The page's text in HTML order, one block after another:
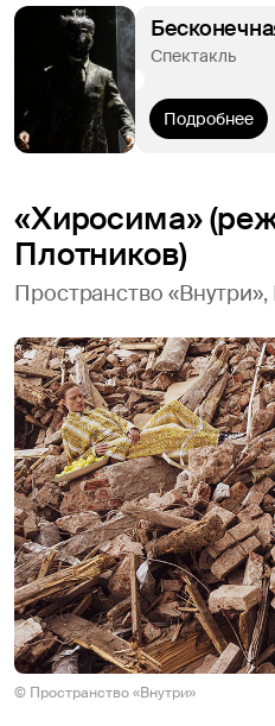
Спектакль
Подробнее
«Хиросима»
Плотников)
Пространство
© Пространство «Внутри»